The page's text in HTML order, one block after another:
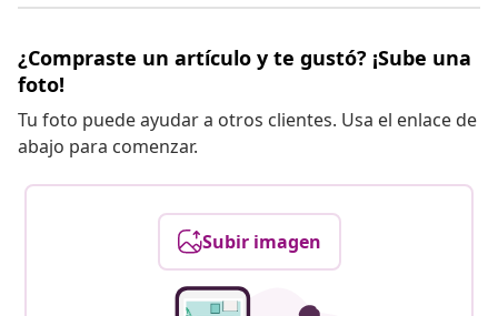
¿Compraste un artículo y te gustó? ¡Sube una
foto!
Tu foto puede ayudar a otros clientes. Usa el enlace de
abajo para comenzar.
Subir imagen